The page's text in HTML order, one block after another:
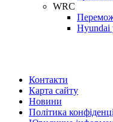
WRC
Hyundai
Контакти
Карта сайту
Новини
Політика